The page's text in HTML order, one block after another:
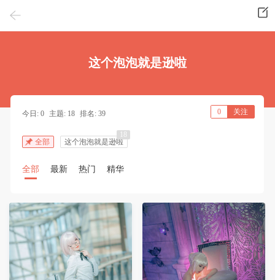
这个泡泡就是逊啦
今日: 0 主题: 18 排名: 39 0 关注
全部 这个泡泡就是逊啦
18
全部 最新 热门 精华